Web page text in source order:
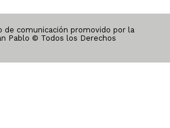
de comunicación promovido por la
Pablo © Todos los Derechos